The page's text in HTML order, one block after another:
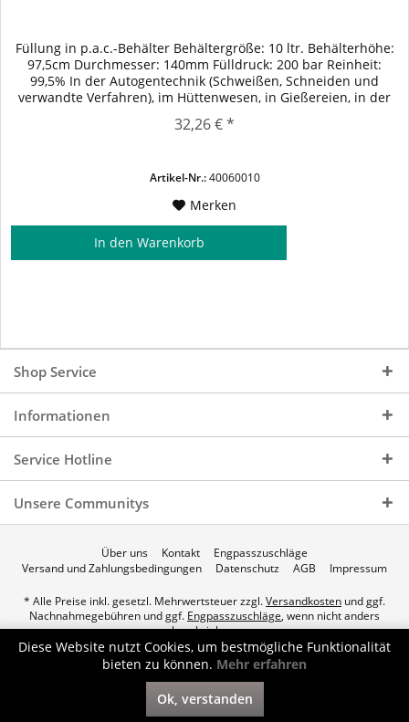
Füllung in p.a.c.-Behälter Behältergröße: 10 ltr. Behälterhöhe:
97,5cm Durchmesser: 140mm Fülldruck: 200 bar Reinheit:
99,5% In der Autogentechnik (Schweißen, Schneiden und
verwandte Verfahren), im Hüttenwesen, in Gießereien, in der
chemischen Industrie, in der Wassertechnik, in der
Papierindustrie zum Bleichen. Schneidgas beim
32,26 € *
Artikel-Nr.:40060010
Merken
In den Warenkorb
Shop Service
Informationen
Service Hotline
Unsere Communitys
Über uns Kontakt
Engpasszuschläge
Versand und Zahlungsbedingungen
Datenschutz AGB Impressum
* Alle Preise inkl. gesetzl. Mehrwertsteuer zzgl.Versandkosten und ggf.
Nachnahmegebühren und ggf. Engpasszuschläge, wenn nicht anders
beschrieben.
© 2026 p.a.c. Gasservice GmbH - All Rights Reserved. Theme by
ThemeWare®
Diese Website nutzt Cookies, um bestmögliche Funktionalität
bieten zu können. Mehr erfahren
Ok, verstanden